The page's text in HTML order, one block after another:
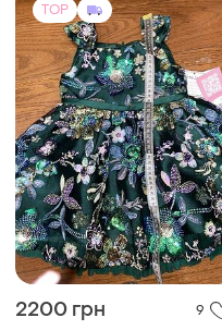
TOP
2200 грн 9